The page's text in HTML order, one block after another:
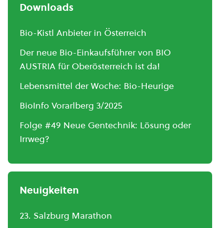
Downloads
Bio-Kistl Anbieter in Österreich
Der neue Bio-Einkaufsführer von BIO
AUSTRIA für Oberösterreich ist da!
Lebensmittel der Woche: Bio-Heurige
BioInfo Vorarlberg 3/2025
Folge #49 Neue Gentechnik: Lösung oder
Irrweg?
Neuigkeiten
23. Salzburg Marathon